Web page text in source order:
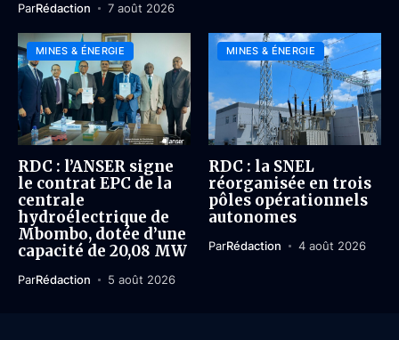
ParRédaction 7 août 2026
MINES & ÉNERGIE
RDC : l’ANSER signe
le contrat EPC de la
centrale
hydroélectrique de
Mbombo, dotée d’une
capacité de 20,08 MW
ParRédaction 5 août 2026
MINES & ÉNERGIE
RDC : la SNEL
réorganisée en trois
pôles opérationnels
autonomes
ParRédaction 4 août 2026